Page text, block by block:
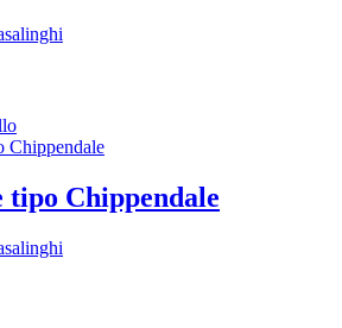
tipo Chippendale